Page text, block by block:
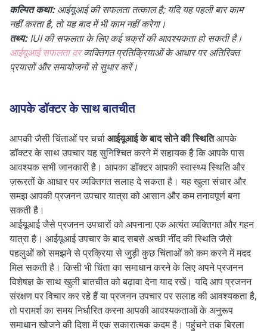
कल्पित कथा:आईयूआई की सफलता तत्काल है; यदि यह पहली बार काम
नहीं करता है, तो यह बाद में भी काम नहीं करेगा।
तथ्य:IUI की सफलता के लिए कई चक्रों की आवश्यकता हो सकती है।
आईयूआई सफलता दरव्यक्तिगत प्रतिक्रियाओं के आधार पर अतिरिक्त
प्रयासों और समायोजनों से सुधार करें।
आपके डॉक्टर के साथ बातचीत
आपकी जैसी चिंताओं पर चर्चाआईयूआई के बाद सोने की स्थितिआपके
डॉक्टर के साथ उपचार यह सुनिश्चित करने में सहायक है कि आपके पास
आवश्यक सभी जानकारी है। आपका डॉक्टर आपकी स्वास्थ्य स्थिति और
ज़रूरतों के आधार पर व्यक्तिगत सलाह दे सकता है। यह खुला संचार और
समझ आपकी प्रजनन उपचार यात्रा को आसान और कम तनावपूर्ण बना
सकती है।
आईयूआई जैसे प्रजनन उपचारों को अपनाना एक अत्यंत व्यक्तिगत और गहन
यात्रा है। आईयूआई उपचार के बाद सबसे अच्छी नींद की स्थिति जैसे
पहलुओं को समझने से प्रक्रिया से जुड़ी कुछ चिंताओं को कम करने में मदद
मिल सकती है। किसी भी चिंता का समाधान करने के लिए अपने प्रजनन
विशेषज्ञ के साथ खुली बातचीत को बढ़ावा देना याद रखें। यदि आप प्रजनन
संरक्षण पर विचार कर रहे हैं या प्रजनन उपचार पर सलाह की आवश्यकता है,
तो परामर्श का समय निर्धारित करना आपकी आवश्यकताओं के अनुरूप
समाधान खोजने की दिशा में एक सकारात्मक कदम है। पहुंचने तक बिरला